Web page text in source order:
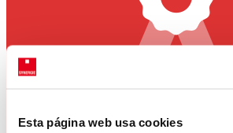
Esta página web usa cookies